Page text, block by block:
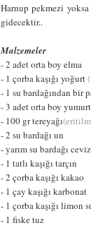
Harnup pekmezi
gidecektir..
Malzemeler
- 2 adet orta boy elma
- 1 çorba kaşığı yoğurt
- 1 su bardağından bir
- 3 adet orta boy
- 100 gr tereyağı
- 2 su bardağı un
- yarım su bardağı
- 1 tatlı kaşığı tarçın
- 2 çorba kaşığı kakao
- 1 çay kaşığı karbonat
- 1 çorba kaşığı limon
- 1 fiske tuz